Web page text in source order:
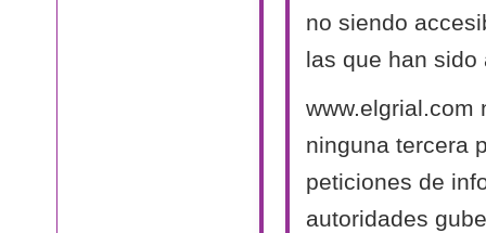
no siendo
las que han sido
www.elgrial.com
ninguna tercera
peticiones de
autoridades